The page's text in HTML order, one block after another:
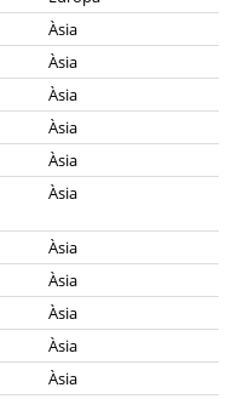
Àsia
Àsia
Àsia
Àsia
Àsia
Àsia
Àsia
Àsia
Àsia
Àsia
Àsia